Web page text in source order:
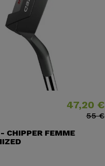
47,20 €
Prix ​​habituel
55 €
CHIPPER FEMME